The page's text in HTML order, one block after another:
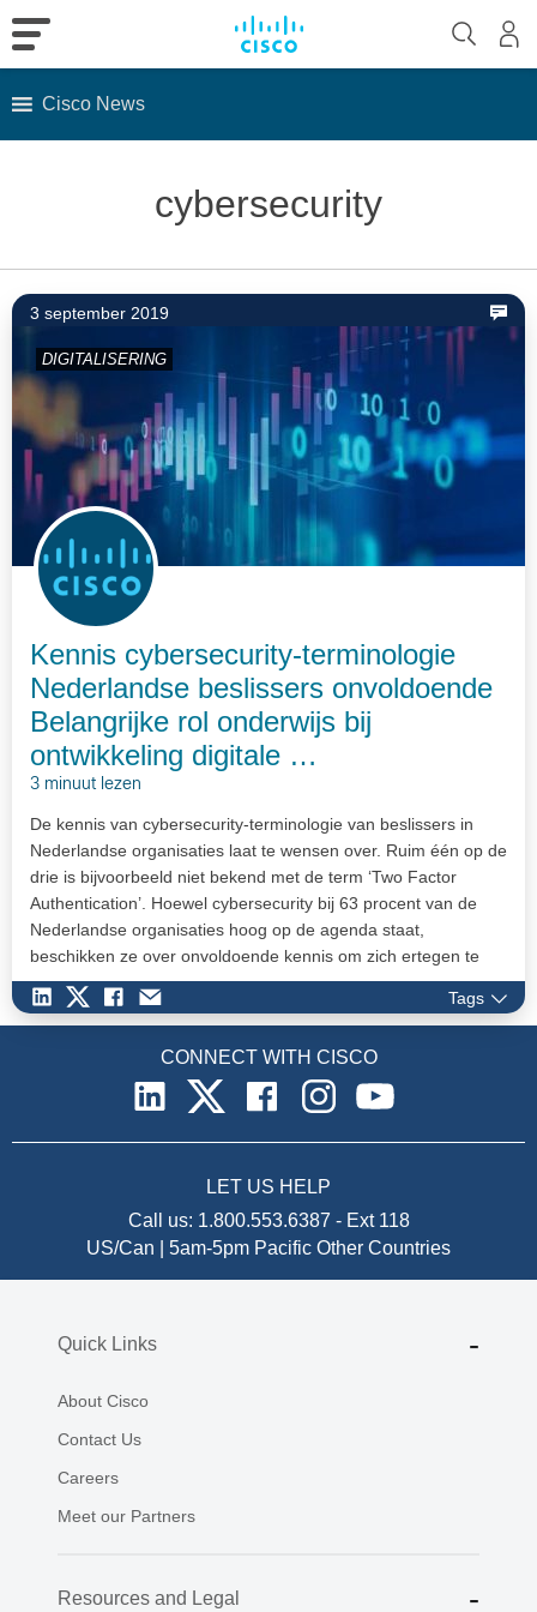
Cisco News
cybersecurity
3 september 2019
DIGITALISERING
Kennis cybersecurity-terminologie
Nederlandse beslissers onvoldoende
Belangrijke rol onderwijs bij
ontwikkeling digitale …
3 minuut lezen
De kennis van cybersecurity-terminologie van beslissers in
Nederlandse organisaties laat te wensen over. Ruim één op de
drie is bijvoorbeeld niet bekend met de term ‘Two Factor
Authentication’. Hoewel cybersecurity bij 63 procent van de
Nederlandse organisaties hoog op de agenda staat,
beschikken ze over onvoldoende kennis om zich ertegen te
verweren.…
Tags
CONNECT WITH CISCO
LET US HELP
Call us: 1.800.553.6387 - Ext 118
US/Can | 5am-5pm Pacific Other Countries